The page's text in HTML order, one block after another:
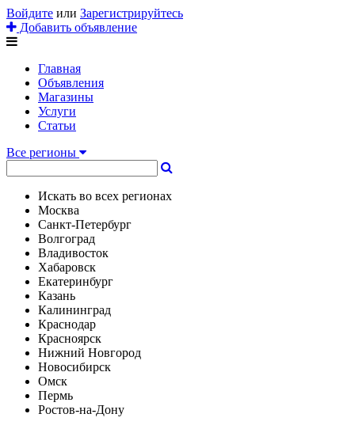
Войдите или Зарегистрируйтесь
Добавить объявление
Главная
Объявления
Магазины
Услуги
Статьи
Все регионы
Искать во всех регионах
Москва
Санкт-Петербург
Волгоград
Владивосток
Хабаровск
Екатеринбург
Казань
Калининград
Краснодар
Красноярск
Нижний Новгород
Новосибирск
Омск
Пермь
Ростов-на-Дону